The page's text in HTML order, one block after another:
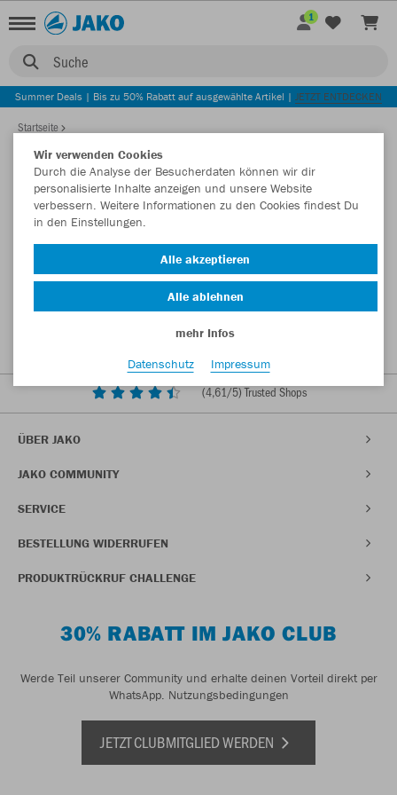
Suche
1
Summer Deals | Bis zu 50% Rabatt auf ausgewählte Artikel | JETZT ENTDECKEN
Startseite
(4,61/5) Trusted Shops
ÜBER JAKO
JAKO COMMUNITY
SERVICE
BESTELLUNG WIDERRUFEN
PRODUKTRÜCKRUF CHALLENGE
30% RABATT IM JAKO CLUB
Werde Teil unserer Community und erhalte deinen Vorteil direkt per
WhatsApp. Nutzungsbedingungen
JETZT CLUBMITGLIED WERDEN
Wir verwenden Cookies
Durch die Analyse der Besucherdaten können wir dir
personalisierte Inhalte anzeigen und unsere Website
verbessern. Weitere Informationen zu den Cookies findest Du
in den Einstellungen.
Alle akzeptieren
Alle ablehnen
mehr Infos
Datenschutz
Impressum